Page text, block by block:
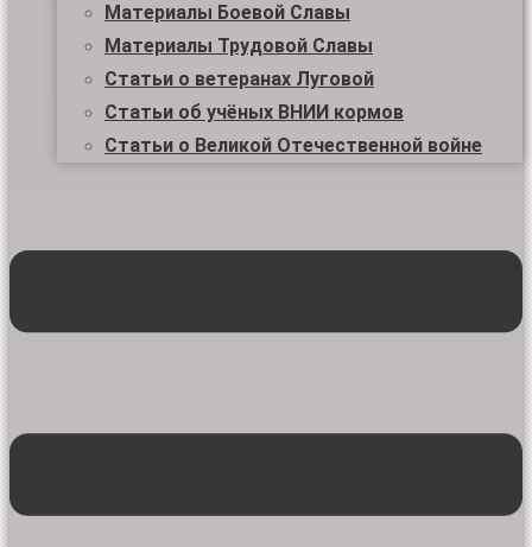
Материалы Боевой Славы
Материалы Трудовой Славы
Статьи о ветеранах Луговой
Статьи об учёных ВНИИ кормов
Статьи о Великой Отечественной войне